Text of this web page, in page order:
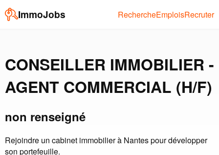
ImmoJobs RechercheEmploisRecruter
CONSEILLER IMMOBILIER -
AGENT COMMERCIAL (H/F)
non renseigné
Rejoindre un cabinet immobilier à Nantes pour développer
son portefeuille.